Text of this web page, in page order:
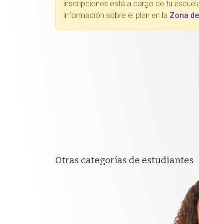
inscripciones está a cargo de tu
información sobre el plan en la Zona
Otras categorías de estudiantes